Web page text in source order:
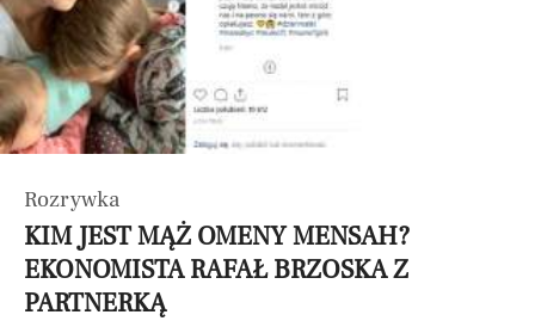
Rozrywka
KIM JEST MĄŻ OMENY MENSAH?
EKONOMISTA RAFAŁ BRZOSKA Z
PARTNERKĄ